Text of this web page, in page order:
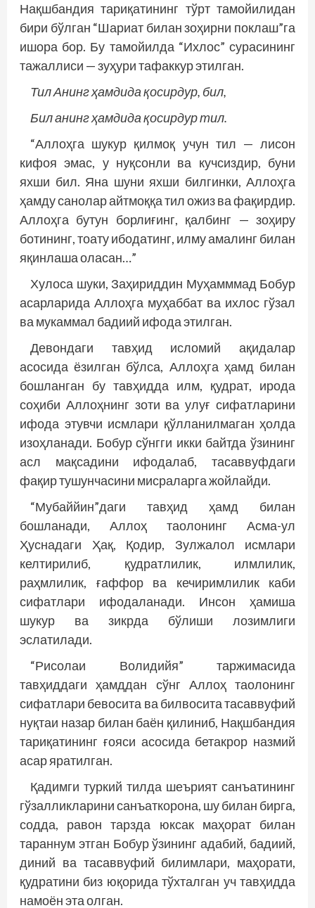
Нақшбандия тариқатининг тўрт тамойилидан
бири бўлган “Шариат билан зоҳирни поклаш”га
ишора бор. Бу тамойилда “Ихлос” сурасининг
тажаллиси — зуҳури тафаккур этилган.
Тил Анинг ҳамдида қосирдур, бил,
Бил анинг ҳамдида қосирдур тил.
“Аллоҳга шукур қилмоқ учун тил — лисон
кифоя эмас, у нуқсонли ва кучсиздир, буни
яхши бил. Яна шуни яхши билгинки, Аллоҳга
ҳамду санолар айтмоққа тил ожиз ва фақирдир.
Аллоҳга бутун борлиғинг, қалбинг — зоҳиру
ботининг, тоату ибодатинг, илму амалинг билан
яқинлаша оласан…”
Хулоса шуки, Заҳириддин Муҳамммад Бобур
асарларида Аллоҳга муҳаббат ва ихлос гўзал
ва мукаммал бадиий ифода этилган.
Девондаги тавҳид исломий ақидалар
асосида ёзилган бўлса, Аллоҳга ҳамд билан
бошланган бу тавҳидда илм, қудрат, ирода
соҳиби Аллоҳнинг зоти ва улуғ сифатларини
ифода этувчи исмлари қўлланилмаган ҳолда
изоҳланади. Бобур сўнгги икки байтда ўзининг
асл мақсадини ифодалаб, тасаввуфдаги
фақир тушунчасини мисраларга жойлайди.
“Мубаййин”даги тавҳид ҳамд билан
бошланади, Аллоҳ таолонинг Асма-ул
Ҳуснадаги Ҳақ, Қодир, Зулжалол исмлари
келтирилиб, қудратлилик, илмлилик,
раҳмлилик, ғаффор ва кечиримлилик каби
сифатлари ифодаланади. Инсон ҳамиша
шукур ва зикрда бўлиши лозимлиги
эслатилади.
“Рисолаи Волидийя” таржимасида
тавҳиддаги ҳамддан сўнг Аллоҳ таолонинг
сифатлари бевосита ва билвосита тасаввуфий
нуқтаи назар билан баён қилиниб, Нақшбандия
тариқатининг ғояси асосида бетакрор назмий
асар яратилган.
Қадимги туркий тилда шеърият санъатининг
гўзалликларини санъаткорона, шу билан бирга,
содда, равон тарзда юксак маҳорат билан
тараннум этган Бобур ўзининг адабий, бадиий,
диний ва тасаввуфий билимлари, маҳорати,
қудратини биз юқорида тўхталган уч тавҳидда
намоён эта олган.